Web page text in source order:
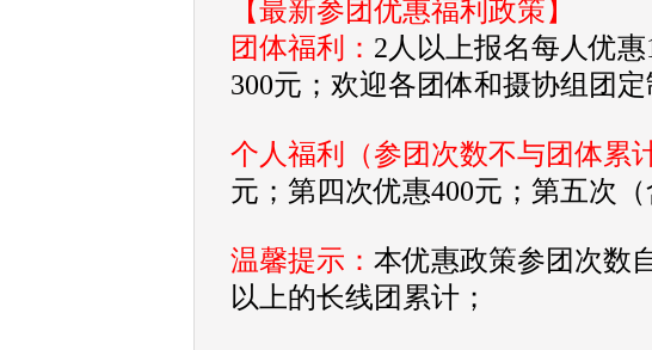
【最新参团优惠福利政策】
团体福利： 2人以上报名每人优
300元；欢迎各团体和摄协组团
个人福利（参团次数不与团体累
元；第四次优惠400元；第五次
温馨提示： 本优惠政策参团次数
以上的长线团累计；